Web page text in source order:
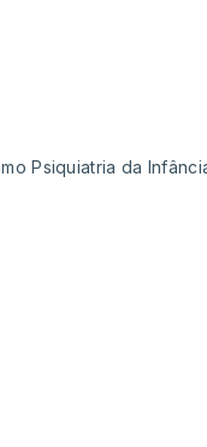
Psiquiatria da